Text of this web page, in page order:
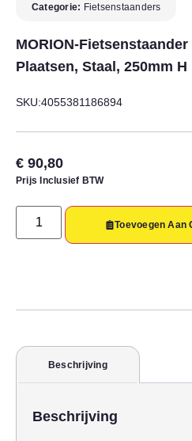
Categorie: Fietsenstaanders
MORION-
Plaatsen, Staal, 250mm H
SKU:4055381186894
€ 90,80
Prijs Inclusief BTW
Toevoegen Aan
Beschrijving
Beschrijving